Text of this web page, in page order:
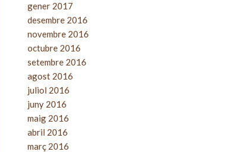
gener 2017
desembre 2016
novembre 2016
octubre 2016
setembre 2016
agost 2016
juliol 2016
juny 2016
maig 2016
abril 2016
març 2016